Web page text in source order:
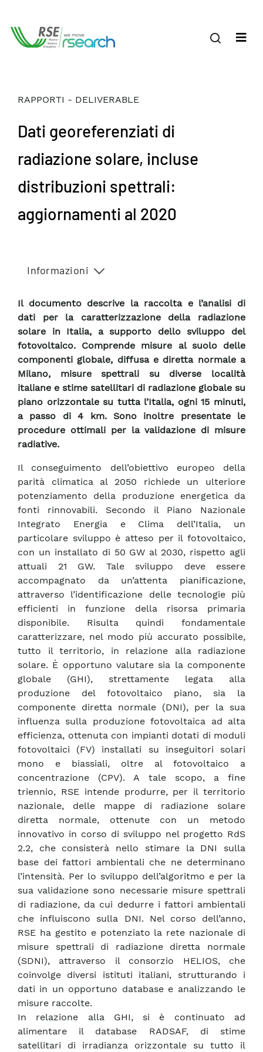
RAPPORTI - DELIVERABLE
Dati georeferenziati di
radiazione solare, incluse
distribuzioni spettrali:
aggiornamenti al 2020
Informazioni
Il documento descrive la raccolta e l’analisi di
dati per la caratterizzazione della radiazione
solare in Italia, a supporto dello sviluppo del
fotovoltaico. Comprende misure al suolo delle
componenti globale, diffusa e diretta normale a
Milano, misure spettrali su diverse località
italiane e stime satellitari di radiazione globale su
piano orizzontale su tutta l’Italia, ogni 15 minuti,
a passo di 4 km. Sono inoltre presentate le
procedure ottimali per la validazione di misure
radiative.
Il conseguimento dell’obiettivo europeo della
parità climatica al 2050 richiede un ulteriore
potenziamento della produzione energetica da
fonti rinnovabili. Secondo il Piano Nazionale
Integrato Energia e Clima dell’Italia, un
particolare sviluppo è atteso per il fotovoltaico,
con un installato di 50 GW al 2030, rispetto agli
attuali 21 GW. Tale sviluppo deve essere
accompagnato da un’attenta pianificazione,
attraverso l’identificazione delle tecnologie più
efficienti in funzione della risorsa primaria
disponibile. Risulta quindi fondamentale
caratterizzare, nel modo più accurato possibile,
tutto il territorio, in relazione alla radiazione
solare. È opportuno valutare sia la componente
globale (GHI), strettamente legata alla
produzione del fotovoltaico piano, sia la
componente diretta normale (DNI), per la sua
influenza sulla produzione fotovoltaica ad alta
efficienza, ottenuta con impianti dotati di moduli
fotovoltaici (FV) installati su inseguitori solari
mono e biassiali, oltre al fotovoltaico a
concentrazione (CPV). A tale scopo, a fine
triennio, RSE intende produrre, per il territorio
nazionale, delle mappe di radiazione solare
diretta normale, ottenute con un metodo
innovativo in corso di sviluppo nel progetto RdS
2.2, che consisterà nello stimare la DNI sulla
base dei fattori ambientali che ne determinano
l’intensità. Per lo sviluppo dell’algoritmo e per la
sua validazione sono necessarie misure spettrali
di radiazione, da cui dedurre i fattori ambientali
che influiscono sulla DNI. Nel corso dell’anno,
RSE ha gestito e potenziato la rete nazionale di
misure spettrali di radiazione diretta normale
(SDNI), attraverso il consorzio HELIOS, che
coinvolge diversi istituti italiani, strutturando i
dati in un opportuno database e analizzando le
misure raccolte.
In relazione alla GHI, si è continuato ad
alimentare il database RADSAF, di stime
satellitari di irradianza orizzontale su tutto il